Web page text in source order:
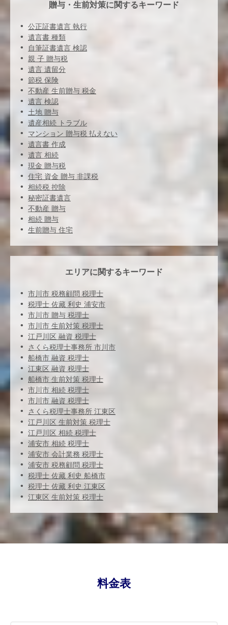
贈与・生前対策に関するキーワード
公正証書遺言 執行
遺言書 種類
自筆証書遺言 検認
親 子 贈与税
遺言 遺留分
節税 保険
不動産 生前贈与 税金
遺言 検認
土地 贈与
遺産相続 トラブル
マンション 贈与税 払えない
遺言書 作成
遺言 相続
現金 贈与税
住宅 資金 贈与 非課税
相続税 控除
秘密証書遺言
不動産 贈与
相続 贈与
生前贈与 住宅
エリアに関するキーワード
市川市 税務顧問 税理士
税理士 佐藏 利史 浦安市
市川市 贈与 税理士
市川市 生前対策 税理士
江戸川区 融資 税理士
さくら税理士事務所 市川市
船橋市 融資 税理士
江東区 融資 税理士
船橋市 生前対策 税理士
市川市 相続 税理士
市川市 融資 税理士
さくら税理士事務所 江東区
江戸川区 生前対策 税理士
江戸川区 相続 税理士
浦安市 相続 税理士
浦安市 会計業務 税理士
浦安市 税務顧問 税理士
税理士 佐藏 利史 船橋市
税理士 佐藏 利史 江東区
江東区 生前対策 税理士
料金表